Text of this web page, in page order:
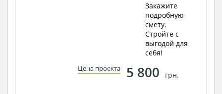
Закажите
подробную
смету.
Стройте с
выгодой для
себя!
Цена проекта 5 800 грн.